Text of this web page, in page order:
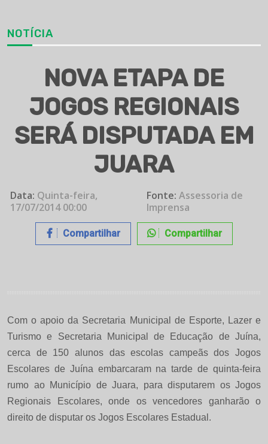
NOTÍCIA
NOVA ETAPA DE
JOGOS REGIONAIS
SERÁ DISPUTADA EM
JUARA
Data: Quinta-feira,
17/07/2014 00:00
Fonte: Assessoria de
Imprensa
Compartilhar Compartilhar
Com o apoio da Secretaria Municipal de Esporte, Lazer e
Turismo e Secretaria Municipal de Educação de Juína,
cerca de 150 alunos das escolas campeãs dos Jogos
Escolares de Juína embarcaram na tarde de quinta-feira
rumo ao Município de Juara, para disputarem os Jogos
Regionais Escolares, onde os vencedores ganharão o
direito de disputar os Jogos Escolares Estadual.